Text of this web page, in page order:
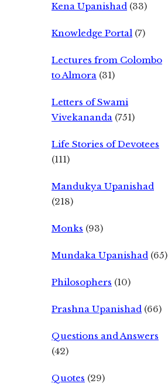
Kena Upanishad (33)
Knowledge Portal (7)
Lectures from Colombo
to Almora (31)
Letters of Swami
Vivekananda (751)
Life Stories of Devotees
(111)
Mandukya Upanishad
(218)
Monks (93)
Mundaka Upanishad (65)
Philosophers (10)
Prashna Upanishad (66)
Questions and Answers
(42)
Quotes (29)